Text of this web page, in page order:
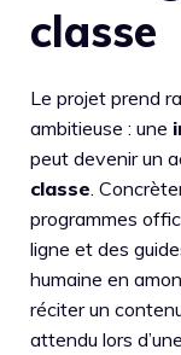
classe
Le projet prend
ambitieuse : une
peut devenir un
classe.
programmes
ligne et des
humaine en
réciter un
attendu lors